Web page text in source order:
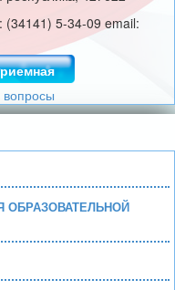
5-34-09 email:
ОБРАЗОВАТЕЛЬНОЙ